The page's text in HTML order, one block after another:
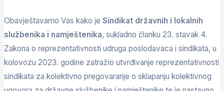
Obavještavamo Vas kako jeSindikat državnih i lokalnih
službenika i namještenika, sukladno članku 23. stavak 4.
Zakona o reprezentativnosti udruga poslodavaca i sindikata, u
kolovozu 2023. godine zatražio utvrđivanje reprezentativnosti
sindikata za kolektivno pregovaranje o sklapanju kolektivnog